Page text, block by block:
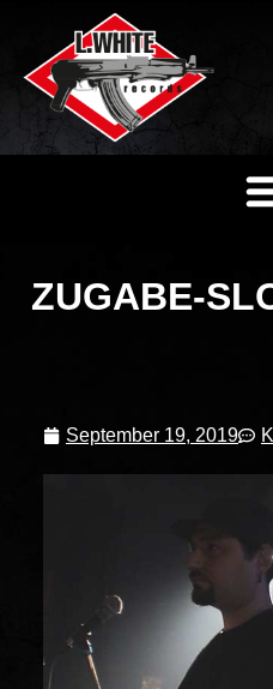
ZUGABE-
September 19, 2019